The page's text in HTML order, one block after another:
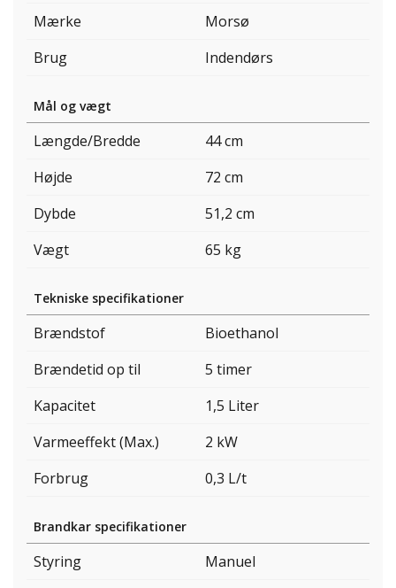
Mærke
Morsø
Brug
Indendørs
Mål og vægt
Længde/Bredde
44 cm
Højde
72 cm
Dybde
51,2 cm
Vægt
65 kg
Tekniske specifikationer
Brændstof
Bioethanol
Brændetid op til
5 timer
Kapacitet
1,5 Liter
Varmeeffekt (Max.)
2 kW
Forbrug
0,3 L/t
Brandkar specifikationer
Styring Manuel